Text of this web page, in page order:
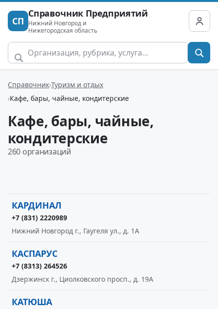
СП
Справочник Предприятий
Нижний Новгород и
Нижегородская область
Справочник Туризм и отдых
Кафе, бары, чайные, кондитерские
Кафе, бары, чайные,
кондитерские
260 организаций
КАРДИНАЛ
+7 (831) 2220989
Нижний Новгород г., Гаугеля ул., д. 1А
КАСПАРУС
+7 (8313) 264526
Дзержинск г., Циолковского просп., д. 19А
КАТЮША